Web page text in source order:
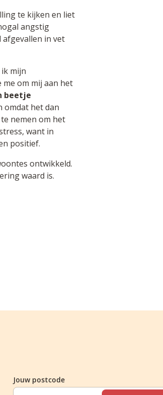
te kijken en liet
angstig
afgevallen in vet
mijn
om mij aan het
beetje
omdat het dan
nemen om het
want in
positief.
ontwikkeld.
waard is.
Jouw postcode